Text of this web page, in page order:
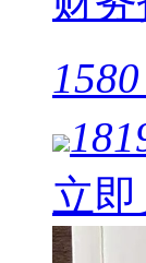
1580
立